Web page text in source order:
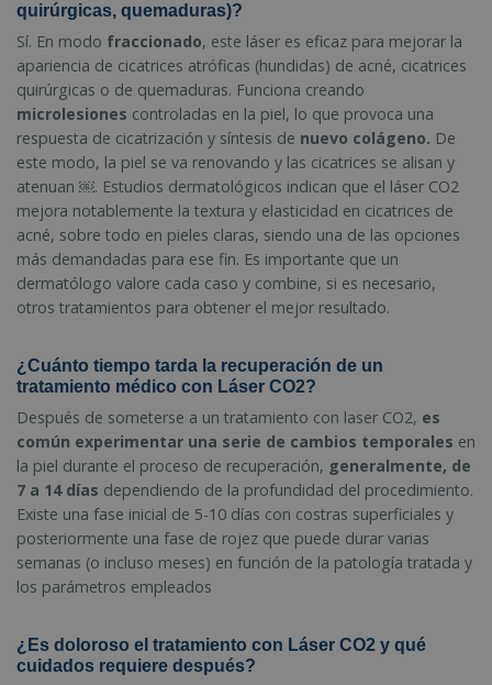
quirúrgicas, quemaduras)?
Sí. En modo fraccionado, este láser es eficaz para mejorar la
apariencia de cicatrices atróficas (hundidas) de acné, cicatrices
quirúrgicas o de quemaduras. Funciona creando
microlesiones controladas en la piel, lo que provoca una
respuesta de cicatrización y síntesis de nuevo colágeno. De
este modo, la piel se va renovando y las cicatrices se alisan y
atenuan ￼. Estudios dermatológicos indican que el láser CO2
mejora notablemente la textura y elasticidad en cicatrices de
acné, sobre todo en pieles claras, siendo una de las opciones
más demandadas para ese fin. Es importante que un
dermatólogo valore cada caso y combine, si es necesario,
otros tratamientos para obtener el mejor resultado.
¿Cuánto tiempo tarda la recuperación de un
tratamiento médico con Láser CO2?
Después de someterse a un tratamiento con laser CO2, es
común experimentar una serie de cambios temporales en
la piel durante el proceso de recuperación, generalmente, de
7 a 14 días dependiendo de la profundidad del procedimiento.
Existe una fase inicial de 5-10 días con costras superficiales y
posteriormente una fase de rojez que puede durar varias
semanas (o incluso meses) en función de la patología tratada y
los parámetros empleados
¿Es doloroso el tratamiento con Láser CO2 y qué
cuidados requiere después?